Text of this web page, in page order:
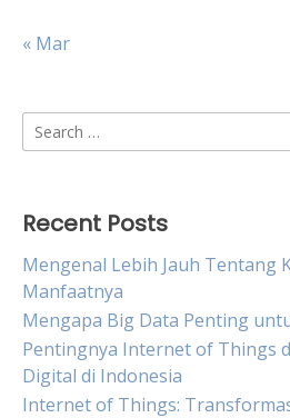
« Mar
Search
for:
Recent Posts
Mengenal Lebih Jauh Tentang
Manfaatnya
Mengapa Big Data Penting
Pentingnya Internet of Things
Digital di Indonesia
Internet of Things: